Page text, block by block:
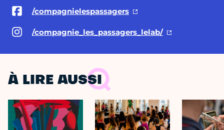
/compagnielespassagers
/compagnie_les_passagers_lelab/
À LIRE AUSSI